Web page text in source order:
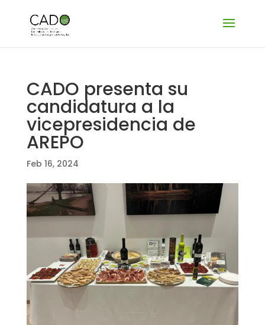
CADO presenta su
candidatura a la
vicepresidencia de
AREPO
Feb 16, 2024